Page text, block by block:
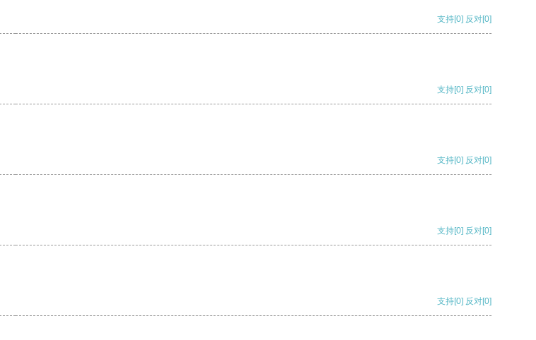
支持[0] 反对[0]
支持[0] 反对[0]
支持[0] 反对[0]
支持[0] 反对[0]
支持[0] 反对[0]